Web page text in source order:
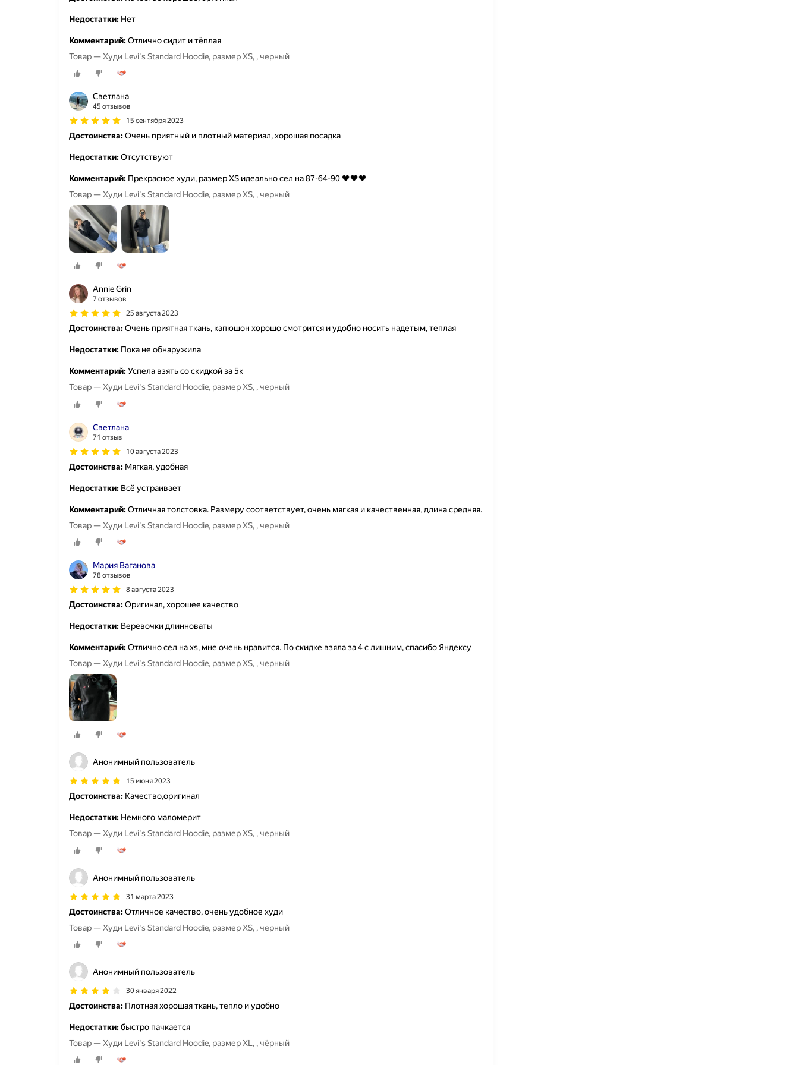
Недостатки: Нет
Комментарий:Отлично сидит и тёплая
Товар — Худи Levi's Standard Hoodie, размер XS, , черный
Светлана
45 отзывов
15 сентября 2023
Достоинства:Очень приятный и плотный материал, хорошая посадка
Недостатки:Отсутствуют
Комментарий: Прекрасное худи, размер XS идеально сел на 87-64-90 🖤🖤🖤
Товар — Худи Levi's Standard Hoodie, размер XS, , черный
Annie Grin
7 отзывов
25 августа 2023
Достоинства:Очень приятная ткань, капюшон хорошо смотрится и удобно носить надетым, теплая
Недостатки: Пока не обнаружила
Комментарий:Успела взять со скидкой за 5к
Товар — Худи Levi's Standard Hoodie, размер XS, , черный
Светлана
71 отзыв
10 августа 2023
Достоинства: Мягкая, удобная
Недостатки: Всё устраивает
Комментарий:Отличная толстовка. Размеру соответствует, очень мягкая и качественная, длина средняя.
Товар — Худи Levi's Standard Hoodie, размер XS, , черный
Мария Ваганова
78 отзывов
8 августа 2023
Достоинства:Оригинал, хорошее качество
Недостатки: Веревочки длинноваты
Комментарий:Отлично сел на xs, мне очень нравится. По скидке взяла за 4 с лишним, спасибо Яндексу
Товар — Худи Levi's Standard Hoodie, размер XS, , черный
Анонимный пользователь
15 июня 2023
Достоинства: Качество,оригинал
Недостатки: Немного маломерит
Товар — Худи Levi's Standard Hoodie, размер XS, , черный
Анонимный пользователь
31 марта 2023
Достоинства:Отличное качество, очень удобное худи
Товар — Худи Levi's Standard Hoodie, размер XS, , черный
Анонимный пользователь
30 января 2022
Достоинства: Плотная хорошая ткань, тепло и удобно
Недостатки:быстро пачкается
Товар — Худи Levi's Standard Hoodie, размер XL, , чёрный